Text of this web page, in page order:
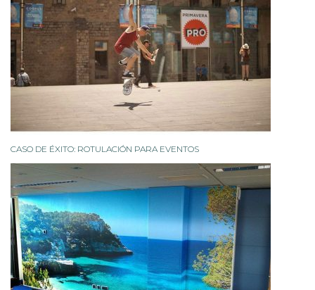
CASO DE ÉXITO: ROTULACIÓN PARA EVENTOS